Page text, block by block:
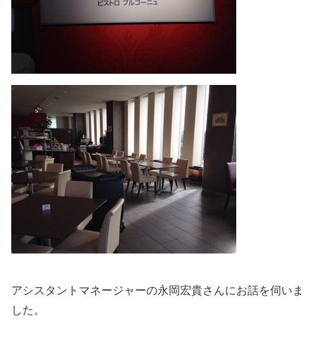
アシスタントマネージャーの永岡宏貴さんにお話を伺いま
した。